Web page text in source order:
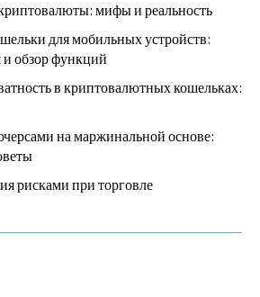
мифы и реальность
для мобильных устройств:
обзор функций
в криптовалютных кошельках:
на маржинальной основе:
рисками при торговле